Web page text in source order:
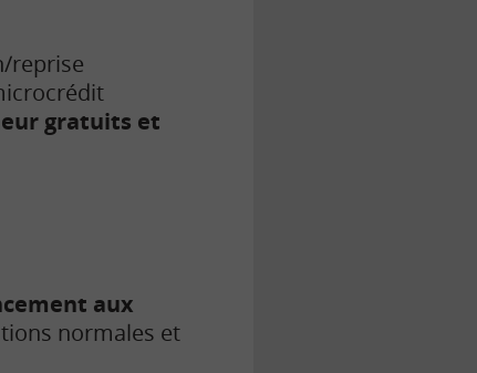
reprise
gratuits et
aux
normales et